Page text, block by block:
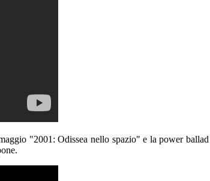
"2001: Odissea nello spazio" e la power